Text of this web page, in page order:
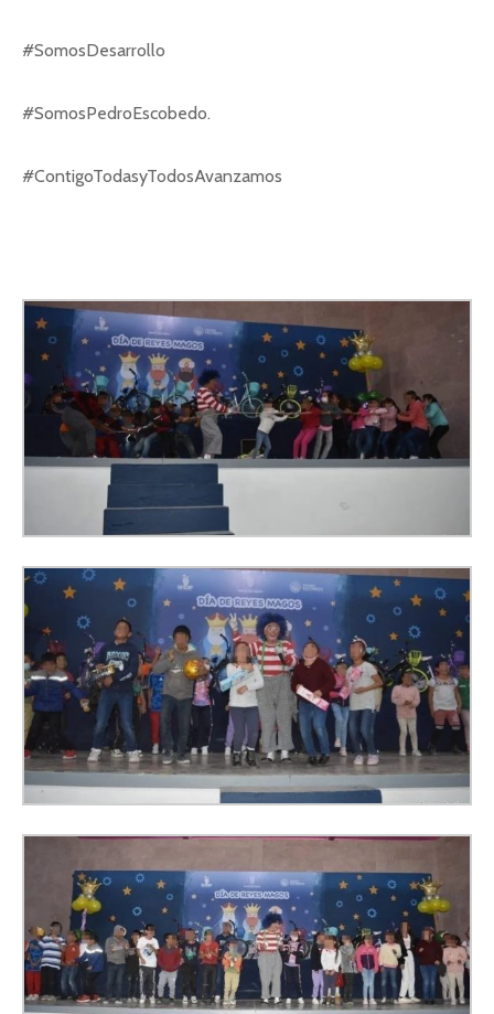
#SomosDesarrollo
#SomosPedroEscobedo.
#ContigoTodasyTodosAvanzamos